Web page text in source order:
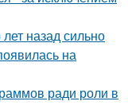
назад сильно
на
ради роли в